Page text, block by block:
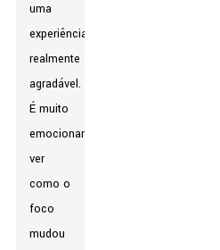
uma
experiência
realmente
agradável.
É muito
emocionante
ver
como o
foco
mudou